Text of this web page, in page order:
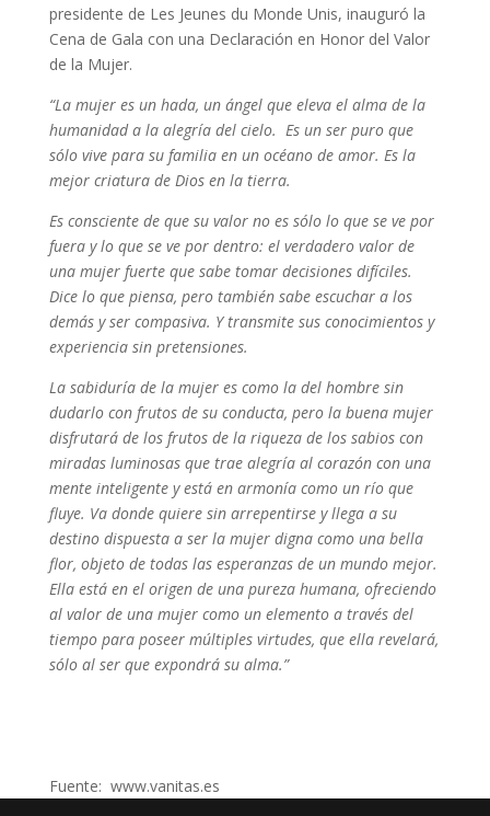
presidente de Les Jeunes du Monde Unis, inauguró la
Cena de Gala con una Declaración en Honor del Valor
de la Mujer.
“La mujer es un hada, un ángel que eleva el alma de la
humanidad a la alegría del cielo. Es un ser puro que
sólo vive para su familia en un océano de amor. Es la
mejor criatura de Dios en la tierra.
Es consciente de que su valor no es sólo lo que se ve por
fuera y lo que se ve por dentro: el verdadero valor de
una mujer fuerte que sabe tomar decisiones difíciles.
Dice lo que piensa, pero también sabe escuchar a los
demás y ser compasiva. Y transmite sus conocimientos y
experiencia sin pretensiones.
La sabiduría de la mujer es como la del hombre sin
dudarlo con frutos de su conducta, pero la buena mujer
disfrutará de los frutos de la riqueza de los sabios con
miradas luminosas que trae alegría al corazón con una
mente inteligente y está en armonía como un río que
fluye. Va donde quiere sin arrepentirse y llega a su
destino dispuesta a ser la mujer digna como una bella
flor, objeto de todas las esperanzas de un mundo mejor.
Ella está en el origen de una pureza humana, ofreciendo
al valor de una mujer como un elemento a través del
tiempo para poseer múltiples virtudes, que ella revelará,
sólo al ser que expondrá su alma.”
Fuente: www.vanitas.es